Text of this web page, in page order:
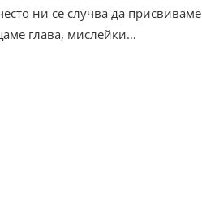
ни се случва да присвиваме
глава, мислейки…